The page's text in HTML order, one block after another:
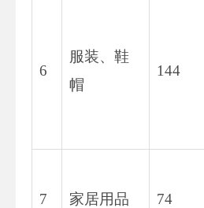
6
服装、鞋
帽
144
7 家居用品 74